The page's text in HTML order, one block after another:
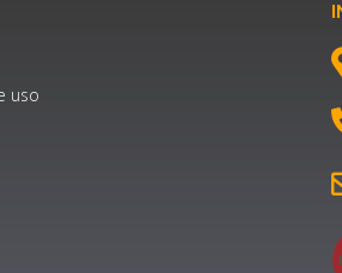
uso